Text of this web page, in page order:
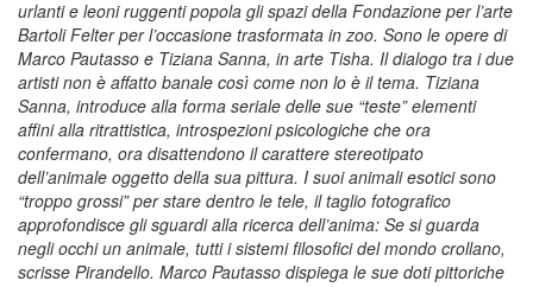
urlanti e leoni ruggenti popola gli spazi della Fondazione per l’arte
Bartoli Felter per l’occasione trasformata in zoo. Sono le opere di
Marco Pautasso e Tiziana Sanna, in arte Tisha. Il dialogo tra i due
artisti non è affatto banale così come non lo è il tema. Tiziana
Sanna, introduce alla forma seriale delle sue “teste” elementi
affini alla ritrattistica, introspezioni psicologiche che ora
confermano, ora disattendono il carattere stereotipato
dell’animale oggetto della sua pittura. I suoi animali esotici sono
“troppo grossi” per stare dentro le tele, il taglio fotografico
approfondisce gli sguardi alla ricerca dell’anima: Se si guarda
negli occhi un animale, tutti i sistemi filosofici del mondo crollano,
scrisse Pirandello. Marco Pautasso dispiega le sue doti pittoriche